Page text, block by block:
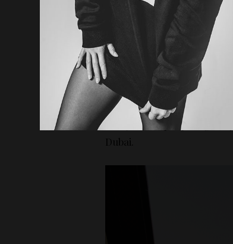
dan berapa kira-kira
hanya akan bahas 7
tidak ada dalam daftar
1. Burj Khalifa
Berasa tidak ke Dubai jika
menjadi tempat paling
Dubai.